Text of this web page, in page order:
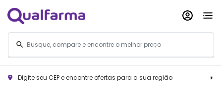
Digite seu CEP e encontre ofertas para a sua região